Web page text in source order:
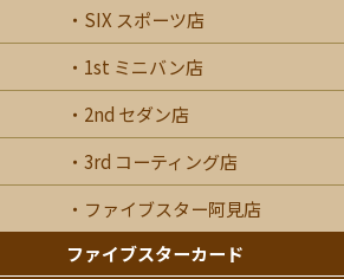
SIX スポーツ店
1st ミニバン店
2nd セダン店
3rd コーティング店
ファイブスター阿見店
ファイブスターカード